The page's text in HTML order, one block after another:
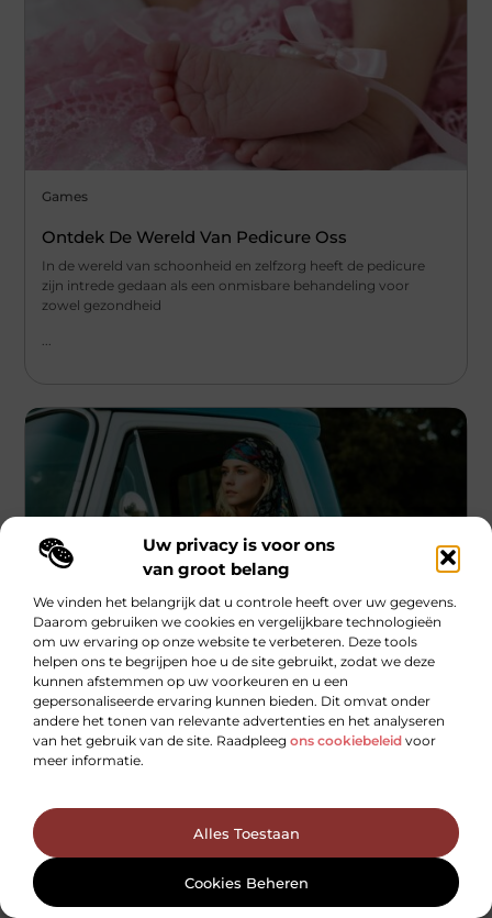
Uw privacy is voor ons
van groot belang
We vinden het belangrijk dat u controle heeft over uw gegevens.
Daarom gebruiken we cookies en vergelijkbare technologieën
om uw ervaring op onze website te verbeteren. Deze tools
helpen ons te begrijpen hoe u de site gebruikt, zodat we deze
kunnen afstemmen op uw voorkeuren en u een
gepersonaliseerde ervaring kunnen bieden. Dit omvat onder
andere het tonen van relevante advertenties en het analyseren
van het gebruik van de site. Raadpleeg ons cookiebeleid voor
meer informatie.
Alles Toestaan
Cookies Beheren
Games
Ontdek De Wereld Van Pedicure Oss
In de wereld van schoonheid en zelfzorg heeft de pedicure
zijn intrede gedaan als een onmisbare behandeling voor
zowel gezondheid
...
Games
Waarom Rijschool Oss de Beste Keuze is voor
Jouw Rijopleiding
Het kiezen van de juiste rijschool kan een groot verschil
maken in hoe goed je leert autorijden en hoe veilig